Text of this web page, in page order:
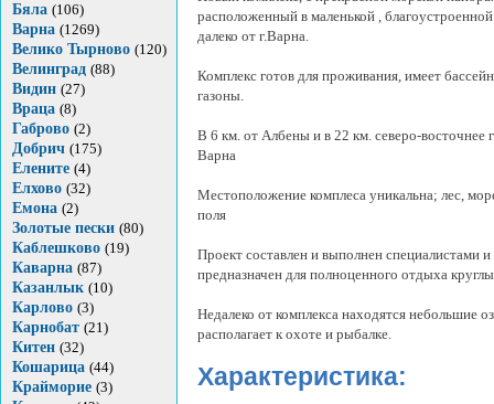
Бяла (106)
Варна (1269)
Велико Тырново (120)
Велинград (88)
Видин (27)
Враца (8)
Габрово (2)
Добрич (175)
Елените (4)
Елхово (32)
Емона (2)
Золотые пески (80)
Каблешково (19)
Каварна (87)
Казанлык (10)
Карлово (3)
Карнобат (21)
Китен (32)
Кошарица (44)
Крайморие (3)
расположенный в маленькой ,
далеко от г.Варна.
Комплекс готов для проживания, имеет
газоны.
В 6 км. от Албены и в 22 км. северо-восточнее
Вaрна
Местоположение комплеса уникальна; лес,
поля
Проект составлен и выполнен специалистами и
предназначен для полноценного отдыха
Недалеко от комплекса находятся небольшие
располагает к охоте и рыбалке.
Характеристика: